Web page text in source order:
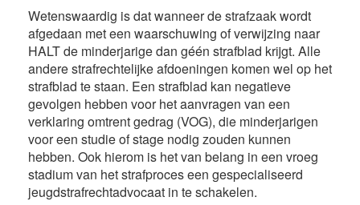
Wetenswaardig is dat wanneer de strafzaak wordt
afgedaan met een waarschuwing of verwijzing naar
HALT de minderjarige dan géén strafblad krijgt. Alle
andere strafrechtelijke afdoeningen komen wel op het
strafblad te staan. Een strafblad kan negatieve
gevolgen hebben voor het aanvragen van een
verklaring omtrent gedrag (VOG), die minderjarigen
voor een studie of stage nodig zouden kunnen
hebben. Ook hierom is het van belang in een vroeg
stadium van het strafproces een gespecialiseerd
jeugdstrafrechtadvocaat in te schakelen.